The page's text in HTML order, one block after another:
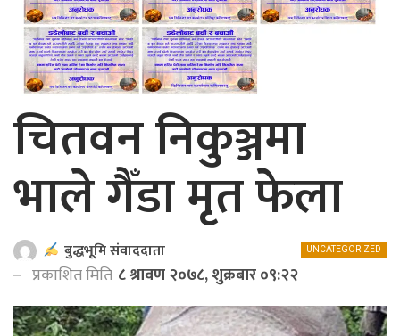
चितवन निकुञ्जमा
भाले गैँडा मृत फेला
UNCATEGORIZED
बुद्धभूमि संवाददाता
प्रकाशित मिति ८ श्रावण २०७८, शुक्रबार ०९:२२